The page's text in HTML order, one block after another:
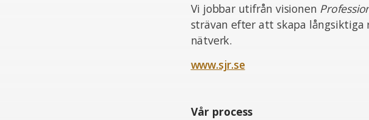
Vi jobbar utifrån visionen
strävan efter att skapa
nätverk.
www.sjr.se
Vår process